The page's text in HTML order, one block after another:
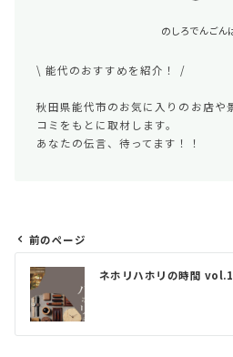
のしろでんごん
\ 能代のおすすめを紹介！ /
秋田県能代市のお気に入りのお店や
コミをもとに取材します。
あなたの伝言、待ってます！！
投
稿
ナ
前のページ
ネホリハホリの時間 vol.1